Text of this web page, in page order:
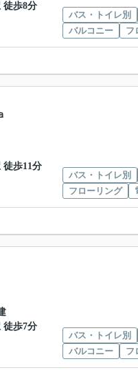
徒歩8分
バス・トイレ別
バルコニー
フ
徒歩11分
バス・トイレ別
フローリング
徒歩7分
バス・トイレ別
バルコニー
フ